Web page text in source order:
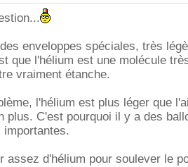
enveloppes spéciales, très
que l'hélium est une molécule
vraiment étanche.
l'hélium est plus léger que
plus. C'est pourquoi il y a des
assez d'hélium pour soulever le